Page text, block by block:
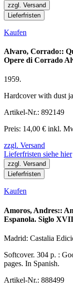
zzgl. Versand
Lieferfristen
Kaufen
Alvaro, Corrado::
Opere di Corrado
1959.
Hardcover with dust
Artikel-Nr.: 892149
Preis: 14,00 € inkl.
zzgl. Versand
Lieferfristen siehe hier
zzgl. Versand
Lieferfristen
Kaufen
Amoros, Andres::
Espanola. Siglo
Madrid: Castalia
Softcover. 304 p. :
pages. In Spanish.
Artikel-Nr.: 888499